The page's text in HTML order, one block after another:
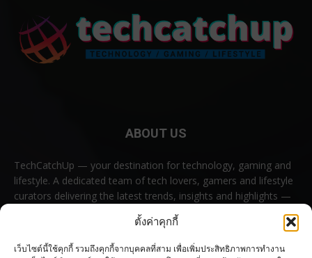
ตั้งค่าคุกกี้
เว็บไซต์นี้ใช้คุกกี้ รวมถึงคุกกี้จากบุคคลที่สาม เพื่อเพิ่มประสิทธิภาพการทำงาน
ABOUT US
TechCatchUp — your destination for technology, gaming and
lifestyle. A dedicated team of tech lovers, gamers and lifestyle
curators delivering the latest trends, insights and highlights —
Contact us: contact@techcatchup.net